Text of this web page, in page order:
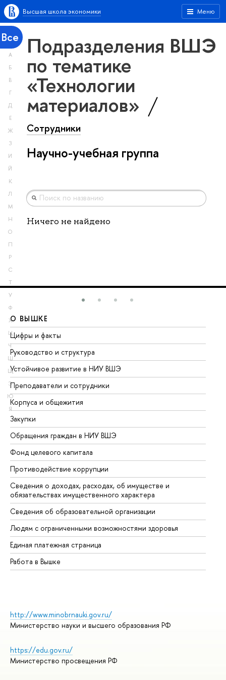
Меню
Высшая школа экономики
Все
А
Б
В
Г
Д
Е
Ж
З
И
Й
К
Л
М
Н
О
П
Р
С
Т
У
Ф
Х
Ц
Ч
Ш
Щ
Э
Ю
Я
Подразделения ВШЭ
по тематике
«Технологии
материалов»
Сотрудники
Научно-учебная группа
Ничего не найдено
О ВЫШКЕ
Цифры и факты
Руководство и структура
Устойчивое развитие в НИУ ВШЭ
Преподаватели и сотрудники
Корпуса и общежития
Закупки
Обращения граждан в НИУ ВШЭ
Фонд целевого капитала
Противодействие коррупции
Сведения о доходах, расходах, об имуществе и
обязательствах имущественного характера
Сведения об образовательной организации
Людям с ограниченными возможностями здоровья
Единая платежная страница
Работа в Вышке
http://www.minobrnauki.gov.ru/
Министерство науки и высшего образования РФ
https://edu.gov.ru/
Министерство просвещения РФ